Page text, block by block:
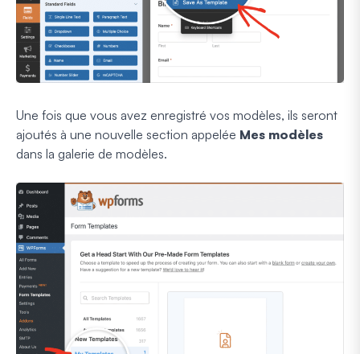
Une fois que vous avez enregistré vos modèles, ils seront
ajoutés à une nouvelle section appelée Mes modèles
dans la galerie de modèles.